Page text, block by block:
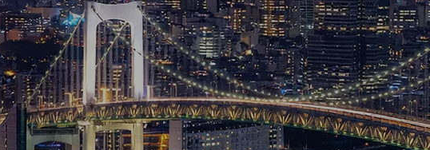
競馬 社会